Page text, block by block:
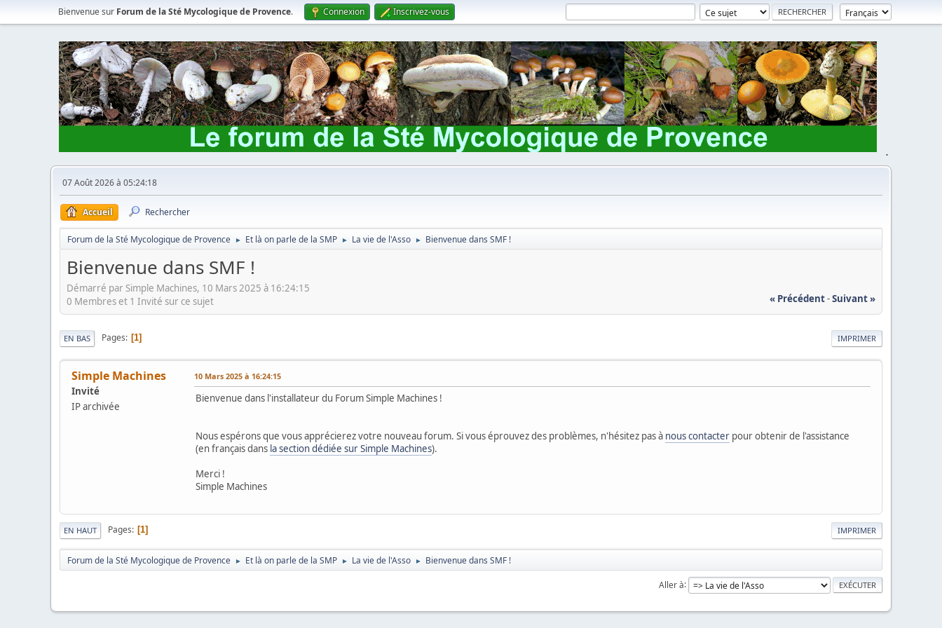
Bienvenue sur Forum de la Sté Mycologique de Provence. Connexion Inscrivez-vous
.
07 Août 2026 à 05:24:18
Accueil Rechercher
Forum de la Sté Mycologique de Provence ► Et là on parle de la SMP ► La vie de l'Asso ► Bienvenue dans SMF !
Bienvenue dans SMF !
Démarré par Simple Machines, 10 Mars 2025 à 16:24:15
« Précédent-Suivant »
0 Membres et 1 Invité sur ce sujet
IMPRIMER
EN BAS Pages 1
Simple Machines
Invité
IP archivée
10 Mars 2025 à 16:24:15
Bienvenue dans l'installateur du Forum Simple Machines !
Nous espérons que vous apprécierez votre nouveau forum. Si vous éprouvez des problèmes, n'hésitez pas à nous contacter pour obtenir de l'assistance
(en français dans la section dédiée sur Simple Machines).
Merci !
Simple Machines
IMPRIMER
EN HAUT Pages 1
Forum de la Sté Mycologique de Provence ► Et là on parle de la SMP ► La vie de l'Asso ► Bienvenue dans SMF !
Aller à